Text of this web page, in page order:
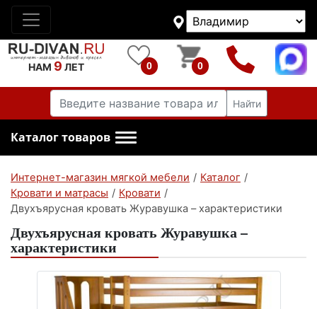
НАМ 9 ЛЕТ 0 0
Найти
Каталог товаров
Интернет-магазин мягкой мебели / Каталог /
Кровати и матрасы / Кровати /
Двухъярусная кровать Журавушка – характеристики
Двухъярусная кровать Журавушка –
характеристики